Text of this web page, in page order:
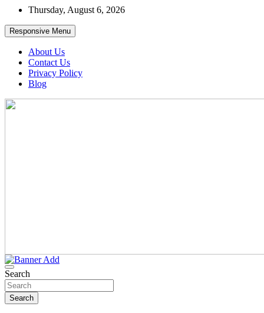
Skip
content
Thursday, August 6, 2026
Responsive Menu
About Us
Contact Us
Privacy Policy
Blog
Search
Search